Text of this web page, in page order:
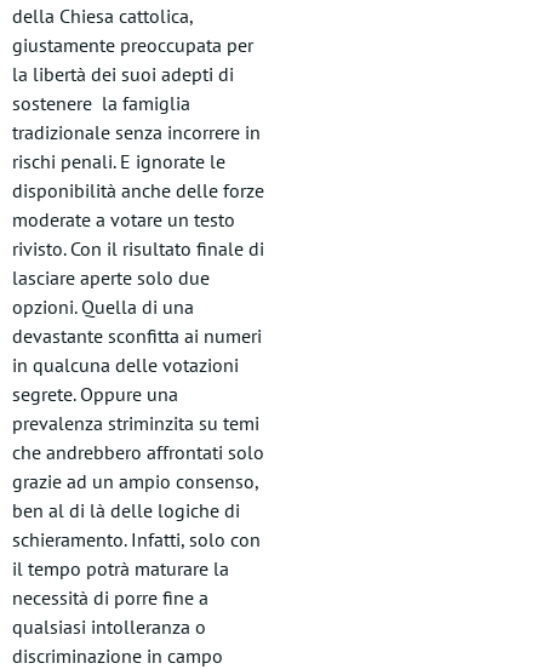
della Chiesa cattolica,
giustamente preoccupata per
la libertà dei suoi adepti di
sostenere la famiglia
tradizionale senza incorrere in
rischi penali. E ignorate le
disponibilità anche delle forze
moderate a votare un testo
rivisto. Con il risultato finale di
lasciare aperte solo due
opzioni. Quella di una
devastante sconfitta ai numeri
in qualcuna delle votazioni
segrete. Oppure una
prevalenza striminzita su temi
che andrebbero affrontati solo
grazie ad un ampio consenso,
ben al di là delle logiche di
schieramento. Infatti, solo con
il tempo potrà maturare la
necessità di porre fine a
qualsiasi intolleranza o
discriminazione in campo